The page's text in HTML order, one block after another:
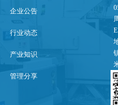
企业公告
行业动态
产业知识
管理分享